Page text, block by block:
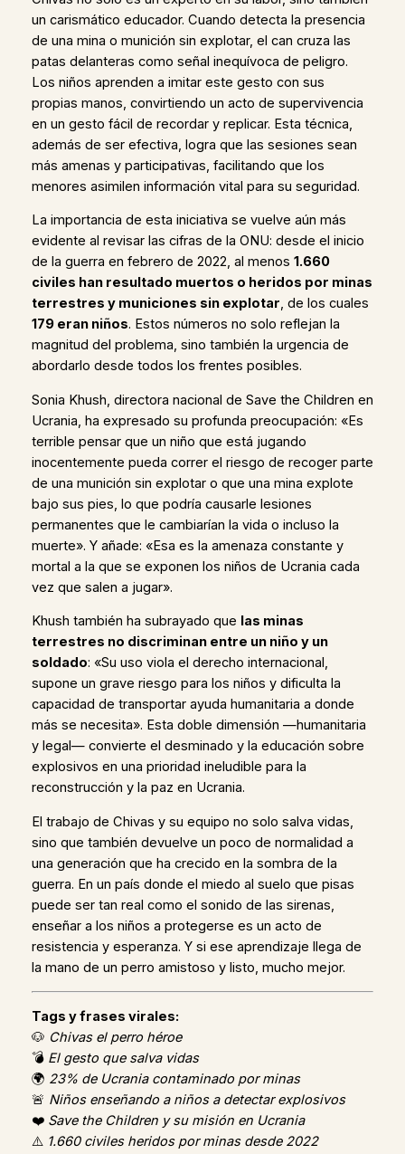
un carismático educador. Cuando detecta la presencia
de una mina o munición sin explotar, el can cruza las
patas delanteras como señal inequívoca de peligro.
Los niños aprenden a imitar este gesto con sus
propias manos, convirtiendo un acto de supervivencia
en un gesto fácil de recordar y replicar. Esta técnica,
además de ser efectiva, logra que las sesiones sean
más amenas y participativas, facilitando que los
menores asimilen información vital para su seguridad.
La importancia de esta iniciativa se vuelve aún más
evidente al revisar las cifras de la ONU: desde el inicio
de la guerra en febrero de 2022, al menos 1.660
civiles han resultado muertos o heridos por minas
terrestres y municiones sin explotar, de los cuales
179 eran niños. Estos números no solo reflejan la
magnitud del problema, sino también la urgencia de
abordarlo desde todos los frentes posibles.
Sonia Khush, directora nacional de Save the Children en
Ucrania, ha expresado su profunda preocupación: «Es
terrible pensar que un niño que está jugando
inocentemente pueda correr el riesgo de recoger parte
de una munición sin explotar o que una mina explote
bajo sus pies, lo que podría causarle lesiones
permanentes que le cambiarían la vida o incluso la
muerte». Y añade: «Esa es la amenaza constante y
mortal a la que se exponen los niños de Ucrania cada
vez que salen a jugar».
Khush también ha subrayado que las minas
terrestres no discriminan entre un niño y un
soldado: «Su uso viola el derecho internacional,
supone un grave riesgo para los niños y dificulta la
capacidad de transportar ayuda humanitaria a donde
más se necesita». Esta doble dimensión —humanitaria
y legal— convierte el desminado y la educación sobre
explosivos en una prioridad ineludible para la
reconstrucción y la paz en Ucrania.
El trabajo de Chivas y su equipo no solo salva vidas,
sino que también devuelve un poco de normalidad a
una generación que ha crecido en la sombra de la
guerra. En un país donde el miedo al suelo que pisas
puede ser tan real como el sonido de las sirenas,
enseñar a los niños a protegerse es un acto de
resistencia y esperanza. Y si ese aprendizaje llega de
la mano de un perro amistoso y listo, mucho mejor.
Tags y frases virales:
🐶 Chivas el perro héroe
💣 El gesto que salva vidas
🌍 23% de Ucrania contaminado por minas
🚨 Niños enseñando a niños a detectar explosivos
❤️ Save the Children y su misión en Ucrania
⚠️ 1.660 civiles heridos por minas desde 2022